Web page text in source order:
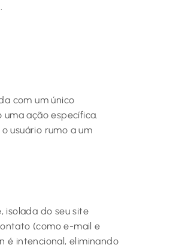
com um único
ação específica.
usuário rumo a um
isolada do seu site
(como e-mail e
é intencional, eliminando